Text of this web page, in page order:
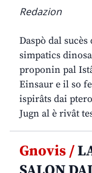
Redazion
Daspò dal
simpatics
proponin pal
Einsaur e il so
ispirâts dai
Jugn al è rivât
Gnovis /